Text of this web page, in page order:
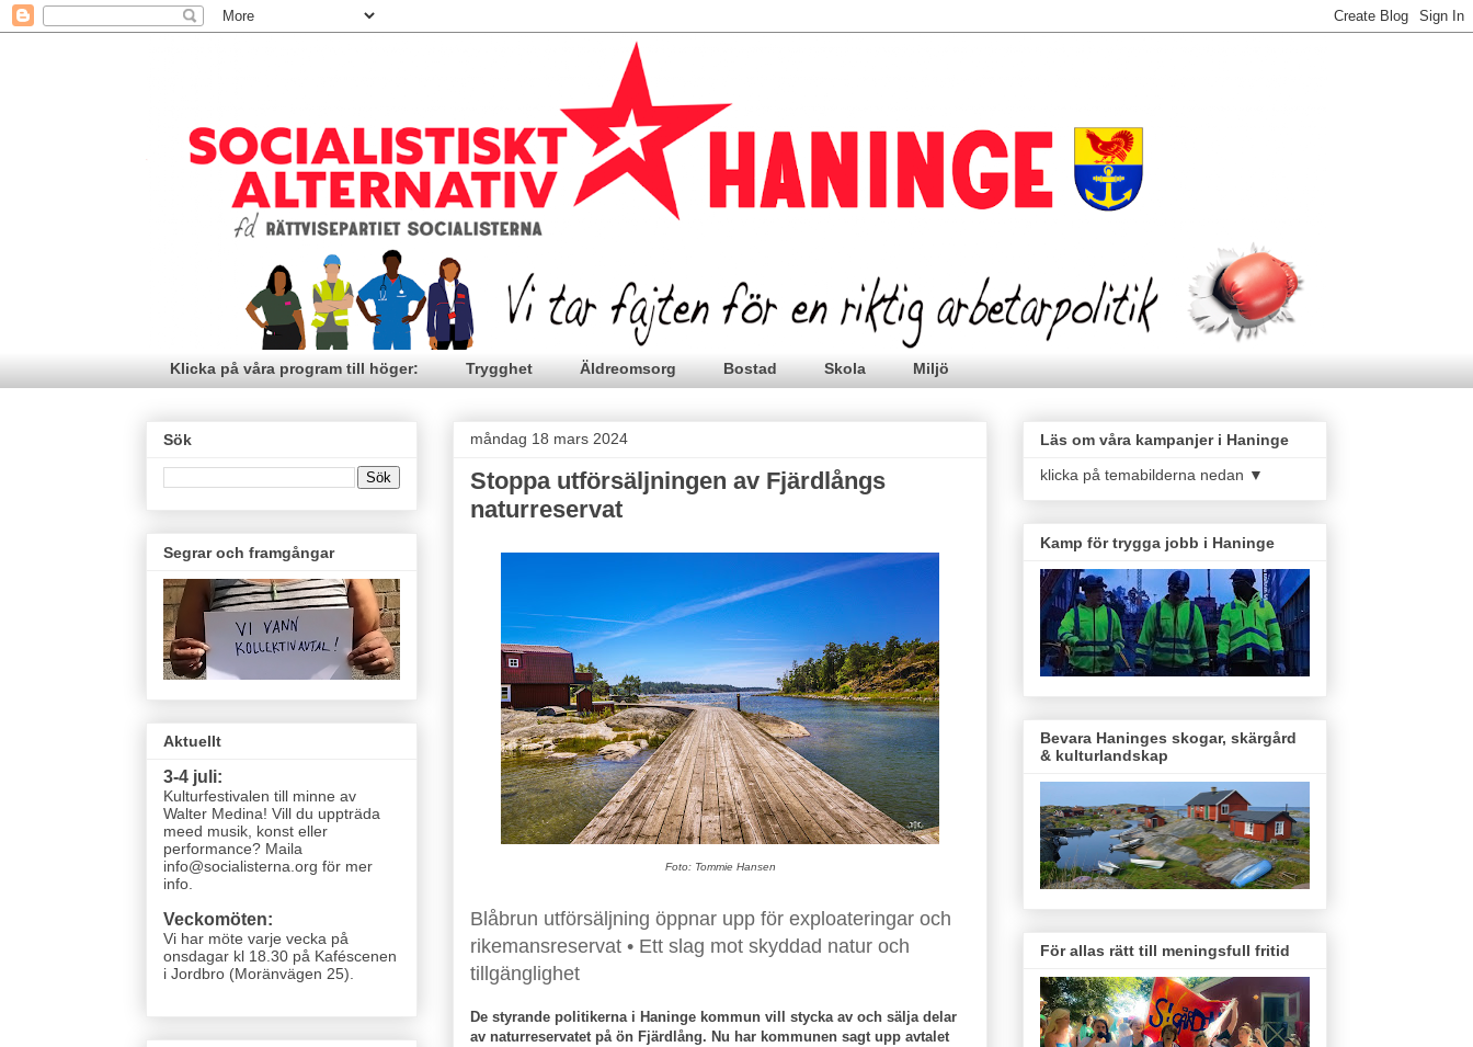
Klicka på våra program till höger: Trygghet Äldreomsorg Bostad Skola Miljö
måndag 18 mars 2024
Stoppa utförsäljningen av Fjärdlångs
naturreservat
Foto: Tommie Hansen
Blåbrun utförsäljning öppnar upp för exploateringar och
rikemansreservat • Ett slag mot skyddad natur och
tillgänglighet
De styrande politikerna i Haninge kommun vill stycka av och sälja delar
av naturreservatet på ön Fjärdlång. Nu har kommunen sagt upp avtalet
Sök
Segrar och framgångar
Aktuellt
3-4 juli:
Kulturfestivalen till minne av
Walter Medina! Vill du uppträda
meed musik, konst eller
performance? Maila
info@socialisterna.org för mer
info.
Veckomöten:
Vi har möte varje vecka på
onsdagar kl 18.30 på Kaféscenen
i Jordbro (Moränvägen 25)
Läs om våra kampanjer i Haninge
klicka på temabilderna nedan ▼
Kamp för trygga jobb i Haninge
Bevara Haninges skogar, skärgård
& kulturlandskap
För allas rätt till meningsfull fritid